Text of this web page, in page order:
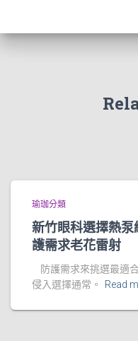
瑜珈分類
新竹眼科選擇熱
護需求老花雷射
防護需求來挑選最適
侵入選擇通常。
Read